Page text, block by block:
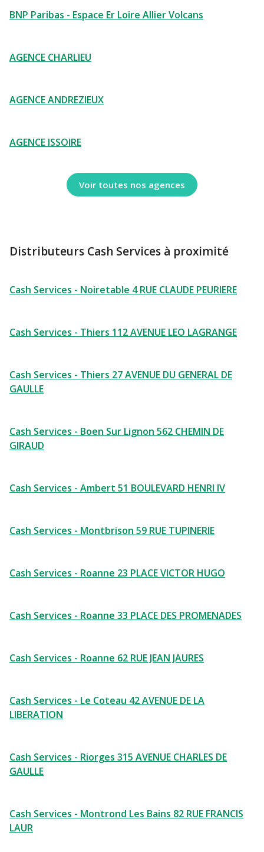
BNP Paribas - Espace Er Loire Allier Volcans
AGENCE CHARLIEU
AGENCE ANDREZIEUX
AGENCE ISSOIRE
Voir toutes nos agences
Distributeurs Cash Services à proximité
Cash Services - Noiretable 4 RUE CLAUDE PEURIERE
Cash Services - Thiers 112 AVENUE LEO LAGRANGE
Cash Services - Thiers 27 AVENUE DU GENERAL DE
GAULLE
Cash Services - Boen Sur Lignon 562 CHEMIN DE
GIRAUD
Cash Services - Ambert 51 BOULEVARD HENRI IV
Cash Services - Montbrison 59 RUE TUPINERIE
Cash Services - Roanne 23 PLACE VICTOR HUGO
Cash Services - Roanne 33 PLACE DES PROMENADES
Cash Services - Roanne 62 RUE JEAN JAURES
Cash Services - Le Coteau 42 AVENUE DE LA
LIBERATION
Cash Services - Riorges 315 AVENUE CHARLES DE
GAULLE
Cash Services - Montrond Les Bains 82 RUE FRANCIS
LAUR